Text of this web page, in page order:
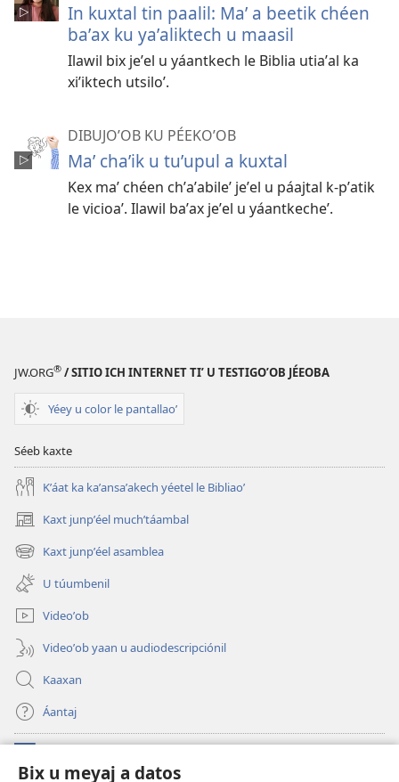
Bix u meyaj a datos
In kuxtal tin paalil: Maʼ a beetik chéen
baʼax ku yaʼaliktech u maasil
Ilawil bix jeʼel u yáantkech le Biblia utiaʼal ka
xiʼiktech utsiloʼ.
DIBUJOʼOB KU PÉEKOʼOB
Maʼ chaʼik u tuʼupul a kuxtal
Kex maʼ chéen chʼaʼabileʼ jeʼel u páajtal k-pʼatik
le vicioaʼ. Ilawil baʼax jeʼel u yáantkecheʼ.
JW.ORG® / SITIO ICH INTERNET TIʼ U TESTIGOʼOB JÉEOBA
Yéey u color le pantallaoʼ
Séeb kaxte
Kʼáat ka kaʼansaʼakech yéetel le Bibliaoʼ
Kaxt junpʼéel muchʼtáambal
(opens
new
window)
Kaxt junpʼéel asamblea
(opens
new
window)
U túumbenil
Videoʼob
Videoʼob yaan u audiodescripciónil
Kaaxan
Áantaj
(opens